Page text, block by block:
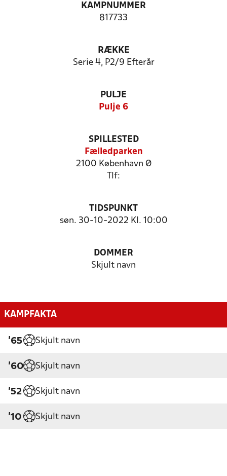
KAMPNUMMER
817733
RÆKKE
Serie 4, P2/9 Efterår
PULJE
Pulje 6
SPILLESTED
Fælledparken
2100 København Ø
Tlf:
TIDSPUNKT
søn. 30-10-2022 Kl. 10:00
DOMMER
Skjult navn
KAMPFAKTA
'65 Skjult navn
'60 Skjult navn
'52 Skjult navn
'10 Skjult navn